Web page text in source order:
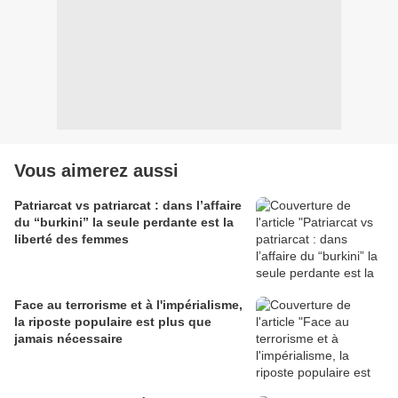
Vous aimerez aussi
Patriarcat vs patriarcat : dans l’affaire
du “burkini” la seule perdante est la
liberté des femmes
Face au terrorisme et à l'impérialisme,
la riposte populaire est plus que
jamais nécessaire